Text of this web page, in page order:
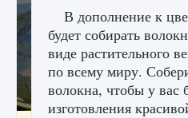
В дополнение к
будет собирать
виде растительного
по всему миру.
волокна, чтобы у вас
изготовления